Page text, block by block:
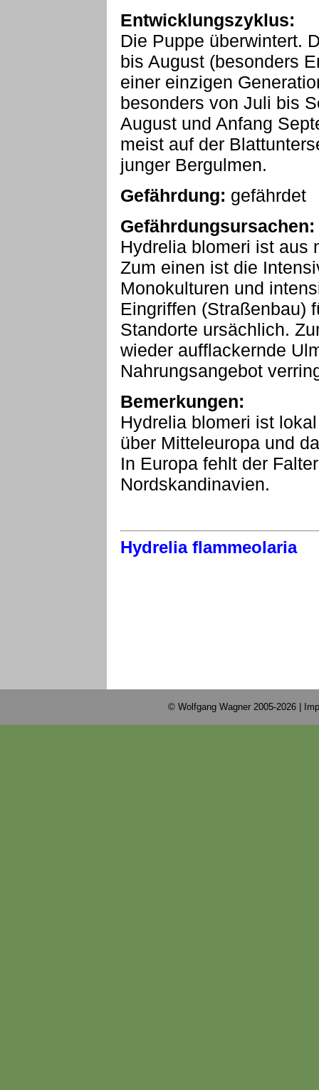
Entwicklungszyklus:
Die Puppe überwintert.
bis August (besonders
einer einzigen
besonders von Juli bis
August und Anfang
meist auf der
junger Bergulmen.
Gefährdung: gefährdet
Gefährdungsursachen:
Hydrelia blomeri ist aus
Zum einen ist die
Monokulturen und
Eingriffen (Straßenbau)
Standorte ursächlich.
wieder aufflackernde
Nahrungsangebot
Bemerkungen:
Hydrelia blomeri ist
über Mitteleuropa und
In Europa fehlt der
Nordskandinavien.
Hydrelia flammeolaria
© Wolfgang Wagner 2005-2026 |